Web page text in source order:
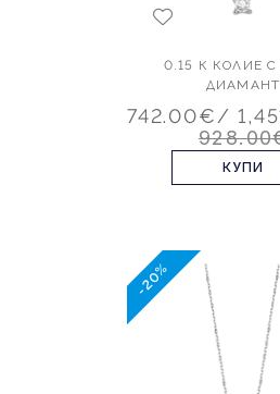
0.15 К КОЛИЕ
ДИАМАНТ
742.00€/
КУПИ
-20%